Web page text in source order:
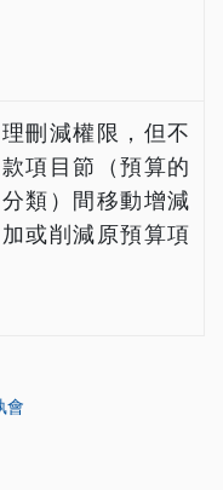
刪減權限，但不
項目節（預算的
類）間移動增減
或削減原預算項
會